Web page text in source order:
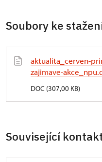
Soubory ke
aktualita_cerven-
zajimave-
DOC (307,00 KB)
Související